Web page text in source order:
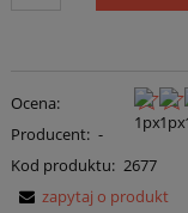
Ocena:
Producent: -
Kod produktu: 2677
zapytaj o produkt